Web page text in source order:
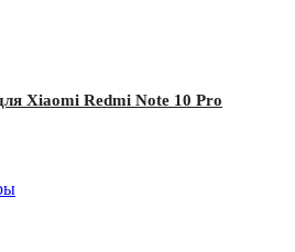
Xiaomi Redmi Note 10 Pro